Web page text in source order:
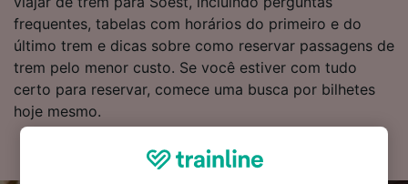
frequentes, tabelas com horários do primeiro e do
último trem e dicas sobre como reservar passagens de
trem pelo menor custo. Se você estiver com tudo
certo para reservar, comece uma busca por bilhetes
hoje mesmo.